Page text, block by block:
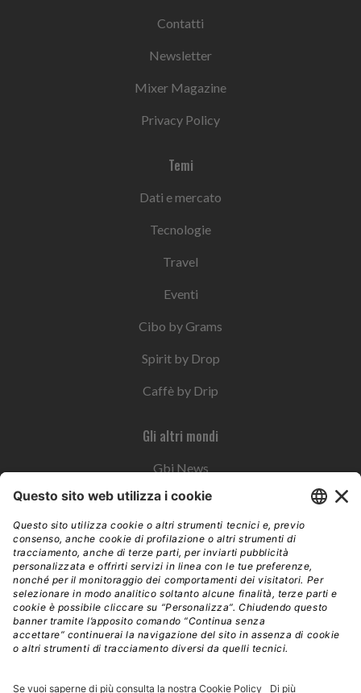
Contatti
Newsletter
Mixer Magazine
Privacy Policy
Temi
Dati e mercato
Tecnologie
Travel
Eventi
Cibo by Grams
Spirit by Drop
Caffè by Drip
Gli altri mondi
Gbi News
Instoremag
Esplora il gruppo
Edra Edizioni
Edizioni LSWR
LSWR Group